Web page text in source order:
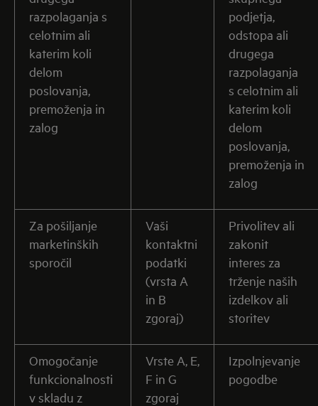
razpolaganja s
celotnim ali
katerim koli
delom
poslovanja,
premoženja in
zalog
podjetja,
odstopa ali
drugega
razpolaganja
s celotnim ali
katerim koli
delom
poslovanja,
premoženja in
zalog
Za pošiljanje
marketinških
sporočil
Vaši
kontaktni
podatki
(vrsta A
in B
zgoraj)
Privolitev ali
zakonit
interes za
trženje naših
izdelkov ali
storitev
Omogočanje
funkcionalnosti
v skladu z
Vrste A, E,
F in G
zgoraj
Izpolnjevanje
pogodbe